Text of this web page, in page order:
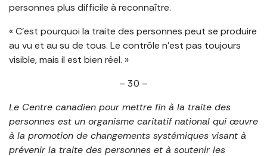
personnes plus difficile à reconnaître.
« C’est pourquoi la traite des personnes peut se produire
au vu et au su de tous. Le contrôle n’est pas toujours
visible, mais il est bien réel. »
– 30 –
Le Centre canadien pour mettre fin à la traite des
personnes est un organisme caritatif national qui œuvre
à la promotion de changements systémiques visant à
prévenir la traite des personnes et à soutenir les